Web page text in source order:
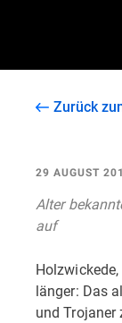
Zurück
29 AUGUST
Alter
auf
länger: Das
und Trojaner